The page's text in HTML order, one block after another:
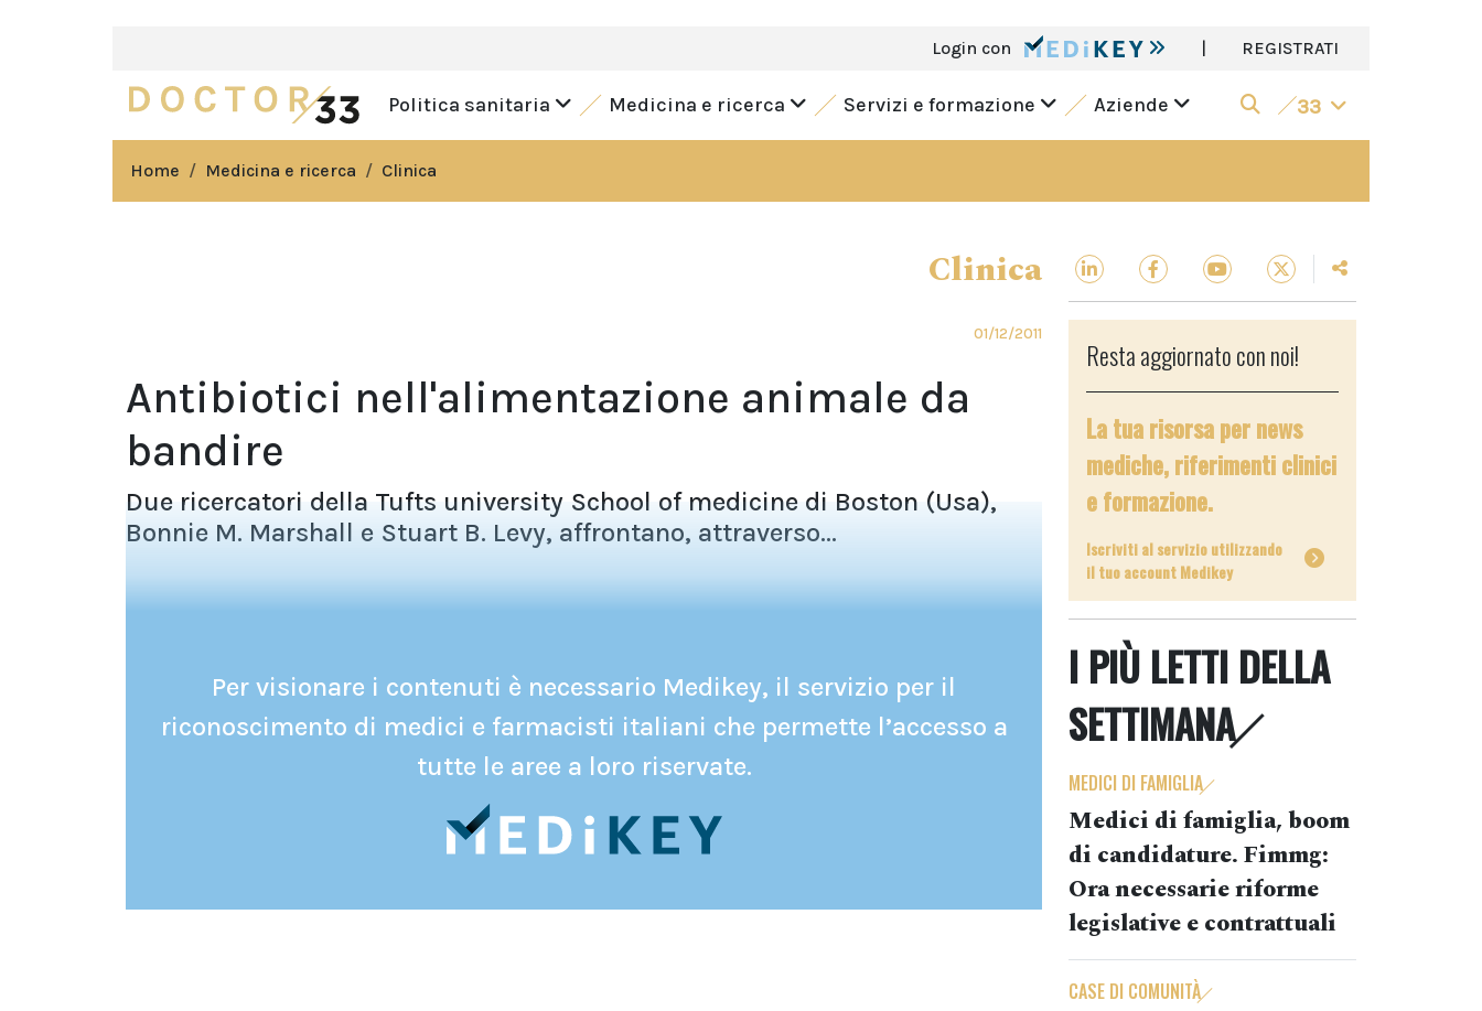
Login con | REGISTRATI
Politica sanitaria Medicina e ricerca Servizi e formazione Aziende 33
Home Medicina e ricerca Clinica
Clinica
01/12/2011
Antibiotici nell'alimentazione animale da
bandire
Due ricercatori della Tufts university School of medicine di Boston (Usa),
Bonnie M. Marshall e Stuart B. Levy, affrontano, attraverso...
Per visionare i contenuti è necessario Medikey, il servizio per il
riconoscimento di medici e farmacisti italiani che permette l’accesso a
tutte le aree a loro riservate.
Resta aggiornato con noi!
La tua risorsa per news
mediche, riferimenti clinici
e formazione.
Iscriviti al servizio utilizzando
il tuo account Medikey
I PIÙ LETTI DELLA
SETTIMANA
MEDICI DI FAMIGLIA
Medici di famiglia, boom
di candidature. Fimmg:
Ora necessarie riforme
legislative e contrattuali
CASE DI COMUNITÀ